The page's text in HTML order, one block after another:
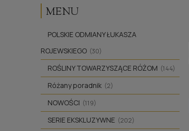
MENU
POLSKIE ODMIANY ŁUKASZA
ROJEWSKIEGO (30)
ROŚLINY TOWARZYSZĄCE RÓŻOM (144)
Różany poradnik (2)
NOWOŚCI (119)
SERIE EKSKLUZYWNE (202)